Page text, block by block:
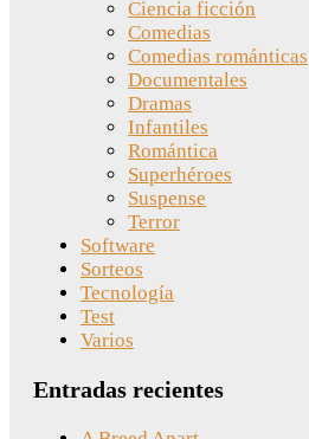
Ciencia ficción
Comedias
Comedias románticas
Documentales
Dramas
Infantiles
Romántica
Superhéroes
Suspense
Terror
Software
Sorteos
Tecnología
Test
Varios
Entradas recientes